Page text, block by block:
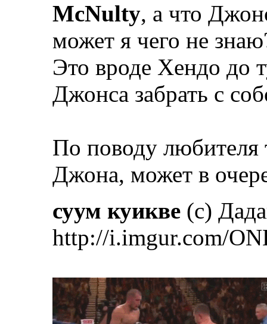
McNulty, а что
может я чего не
Это вроде Хендо до
Джонса забрать с
По поводу любителя
Джона, может в
суум куикве (с)
http://i.imgur.com/